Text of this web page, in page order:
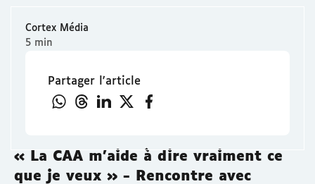
« La CAA m'aide à dire vraiment ce
que je veux » - Rencontre avec
Cortex Média
5 min
Partager l'article